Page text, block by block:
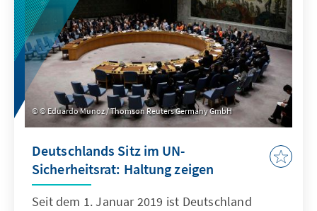
© Eduardo Munoz / Thomson Reuters Germany GmbH
Deutschlands Sitz im UN-
Sicherheitsrat: Haltung zeigen
Seit dem 1. Januar 2019 ist Deutschland